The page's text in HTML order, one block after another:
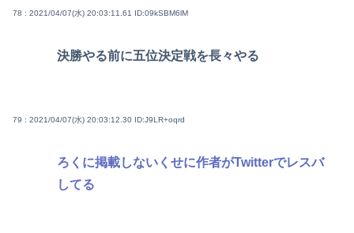
78 : 2021/04/07(水) 20:03:11.61 ID:09kSBM6lM
決勝やる前に五位決定戦を長々やる
79 : 2021/04/07(水) 20:03:12.30 ID:J9LR+oqrd
ろくに掲載しないくせに作者がTwitterでレスバ
してる